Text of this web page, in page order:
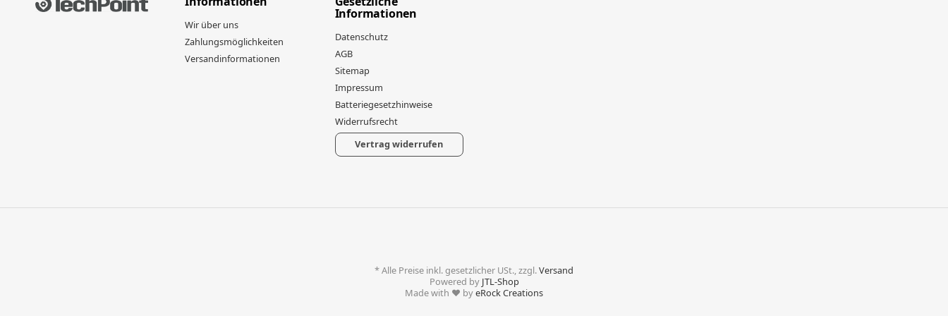
Wir über uns
Zahlungsmöglichkeiten
Versandinformationen
Informationen
Datenschutz
AGB
Sitemap
Impressum
Batteriegesetzhinweise
Widerrufsrecht
Vertrag widerrufen
*Alle Preise inkl. gesetzlicher USt., zzgl.Versand
Powered by JTL-Shop
Made with ♥ byeRock Creations